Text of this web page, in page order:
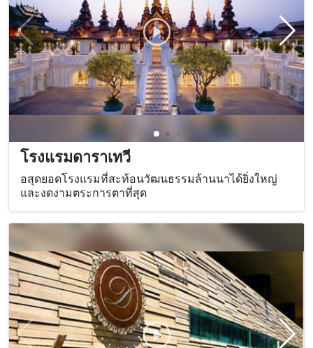
โรงแรมดาราเทวี
อสุดยอดโรงแรมที่สะท้อนวัฒนธรรมล้านนาได้ยิ่งใหญ่
และงดงามตระการตาที่สุด